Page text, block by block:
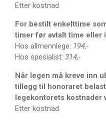
Etter kostnad
For bestilt enkelttime
timer før avtalt time eller
Hos allmennlege: 194,-
Hos spesialist: 314,-
Når legen må kreve inn
tillegg til honoraret
legekontorets kostnader
Etter kostnad